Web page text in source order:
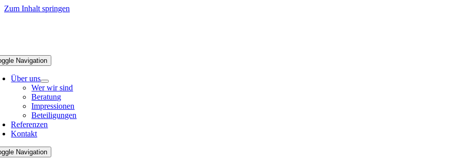
Zum Inhalt springen
Navigation
Über uns
Wer wir sind
Beratung
Impressionen
Beteiligungen
Referenzen
Kontakt
Navigation